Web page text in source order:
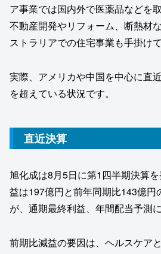
ア事業では国内外で医薬品などを
不動産開発やリフォーム、断熱材
ストラリアでの住宅事業も手掛けて
実際、アメリカや中国を中心に直
を超えている状況です。
直近決算
旭化成は8月5日に第1四半期決算
益は197億円と前年同期比143億円
が、通期最終利益、年間配当予測
前期比減益の要因は、ヘルスケア